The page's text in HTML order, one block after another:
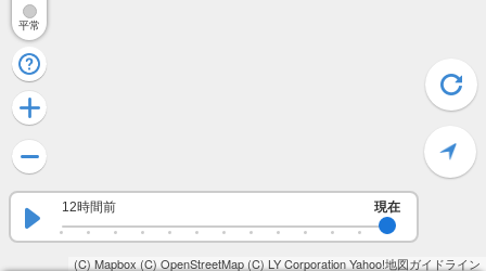
(C) Mapbox (C) OpenStreetMap(C) LY CorporationYahoo!地図ガイドライン
12時間前 現在
平常